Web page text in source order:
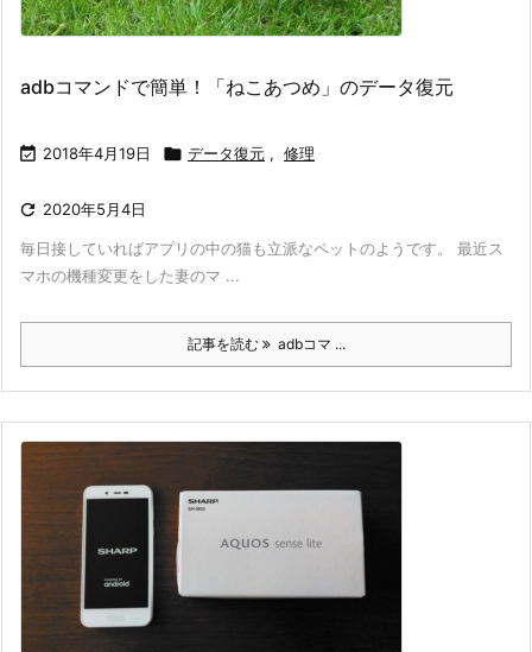
adbコマンドで簡単！「ねこあつめ」のデータ復元
 2018年4月19日  データ復元 , 修理
 2020年5月4日
毎日接していればアプリの中の猫も立派なペットのようです。 最近ス
マホの機種変更をした妻のマ ...
記事を読む adbコマ ...